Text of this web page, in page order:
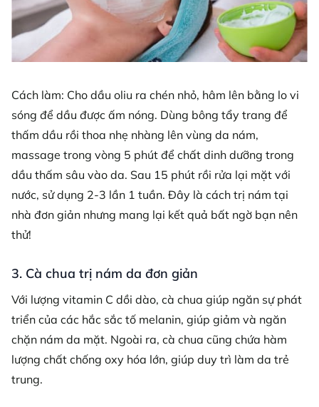
Cách làm: Cho dầu oliu ra chén nhỏ, hâm lên bằng lo vi
sóng để dầu được ấm nóng. Dùng bông tẩy trang để
thấm dầu rồi thoa nhẹ nhàng lên vùng da nám,
massage trong vòng 5 phút để chất dinh dưỡng trong
dầu thấm sâu vào da. Sau 15 phút rồi rửa lại mặt với
nước, sử dụng 2-3 lần 1 tuần. Đây là cách trị nám tại
nhà đơn giản nhưng mang lại kết quả bất ngờ bạn nên
thử!
3. Cà chua trị nám da đơn giản
Với lượng vitamin C dồi dào, cà chua giúp ngăn sự phát
triển của các hắc sắc tố melanin, giúp giảm và ngăn
chặn nám da mặt. Ngoài ra, cà chua cũng chứa hàm
lượng chất chống oxy hóa lớn, giúp duy trì làm da trẻ
trung.